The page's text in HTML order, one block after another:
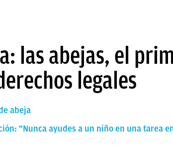
las abejas, el
legales
abeja
"Nunca ayudes a un niño en una tarea